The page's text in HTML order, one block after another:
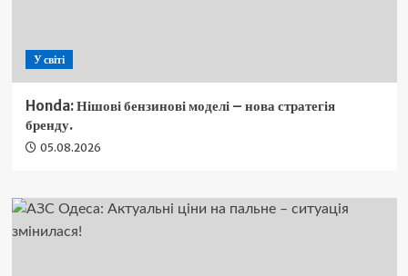
У світі
Honda: Нішові бензинові моделі – нова стратегія
бренду.
05.08.2026